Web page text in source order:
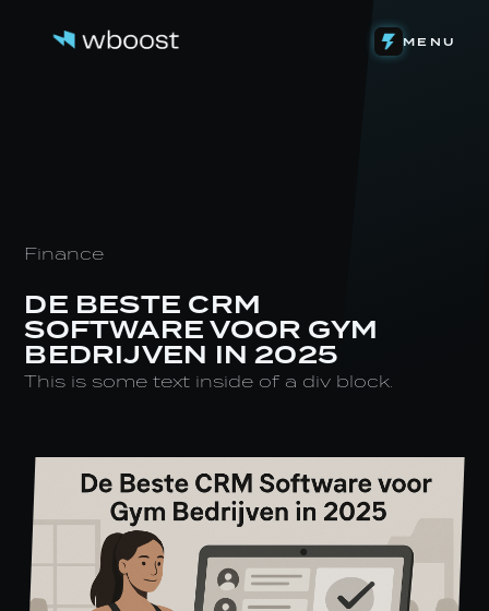
MENU
Finance
DE BESTE CRM
SOFTWARE VOOR GYM
BEDRIJVEN IN 2025
This is some text inside of a div block.